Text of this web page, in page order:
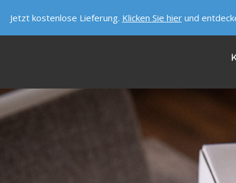
Jetzt kostenlose Lieferung. Klicken Sie hierund